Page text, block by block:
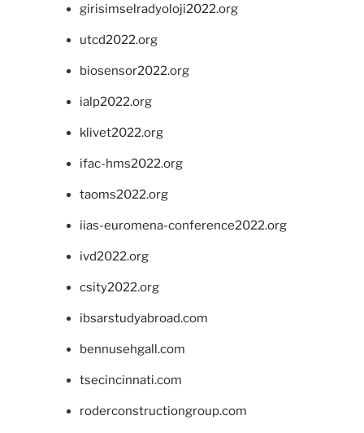
girisimselradyoloji2022.org
utcd2022.org
biosensor2022.org
ialp2022.org
klivet2022.org
ifac-hms2022.org
taoms2022.org
iias-euromena-conference2022.org
ivd2022.org
csity2022.org
ibsarstudyabroad.com
bennusehgall.com
tsecincinnati.com
roderconstructiongroup.com